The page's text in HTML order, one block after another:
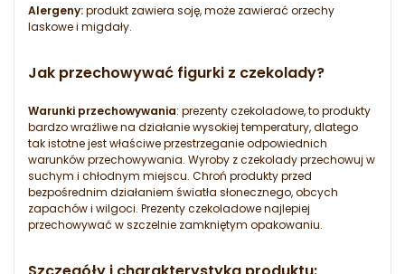
Alergeny:produkt zawiera soję, może zawierać orzechy
laskowe i migdały.
Jak przechowywać figurki z czekolady?
Warunki przechowywania: prezenty czekoladowe, to produkty
bardzo wrażliwe na działanie wysokiej temperatury, dlatego
tak istotne jest właściwe przestrzeganie odpowiednich
warunków przechowywania. Wyroby z czekolady przechowuj w
suchym i chłodnym miejscu. Chroń produkty przed
bezpośrednim działaniem światła słonecznego, obcych
zapachów i wilgoci. Prezenty czekoladowe najlepiej
przechowywać w szczelnie zamkniętym opakowaniu.